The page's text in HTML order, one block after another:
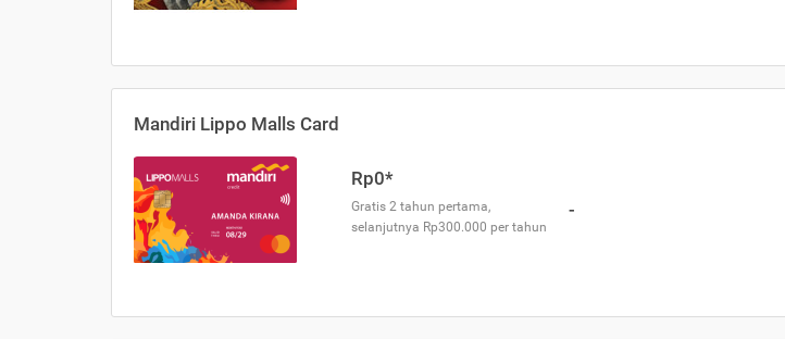
Mandiri Lippo Malls Card
Rp0*
Gratis 2 tahun pertama,
selanjutnya Rp300.000 per tahun
-